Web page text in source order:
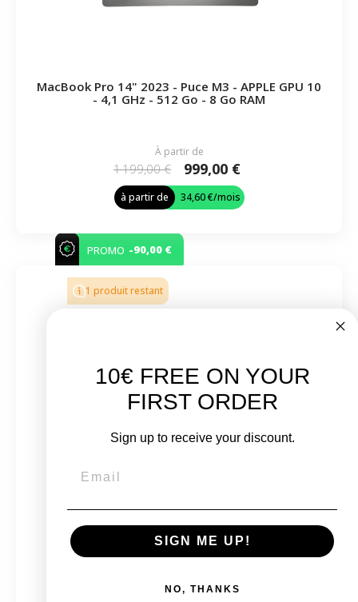
MacBook Pro 14" 2023 - Puce M3 - APPLE GPU 10
- 4,1 GHz - 512 Go - 8 Go RAM
À partir de
1 199,00 € 999,00 €
à partir de 34,60 €/mois
PROMO -90,00 €
1 produit restant
MacBook Pro 14" 2021 - Puce M1 Pro - APPLE
GPU 14 - 8 Coeurs - 16 Go RAM - 3,2 GHz
À partir de
10€ FREE ON YOUR
FIRST ORDER
Sign up to receive your discount.
SIGN ME UP!
NO, THANKS